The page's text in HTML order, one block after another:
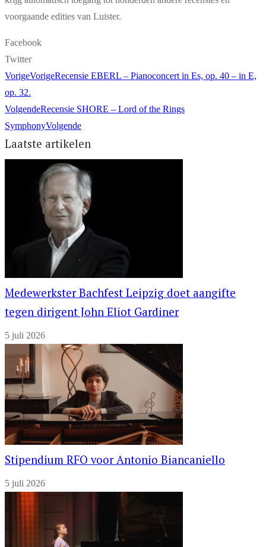
voorgaande edities van Luister.
Facebook
Twitter
VorigeVorigeRecensie EBERL – Pianoconcert in Es, op. 40 – in E,
op. 32.
VolgendeRecensie SHORE – Lord of the Rings
SymphonyVolgende
Laatste artikelen
Medewerkster Bachfest Leipzig doet aangifte
tegen dirigent John Eliot Gardiner
5 juli 2026
Stipendium RFO voor Antonio Biancaniello
5 juli 2026